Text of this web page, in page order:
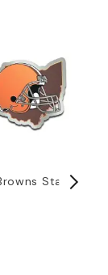
State